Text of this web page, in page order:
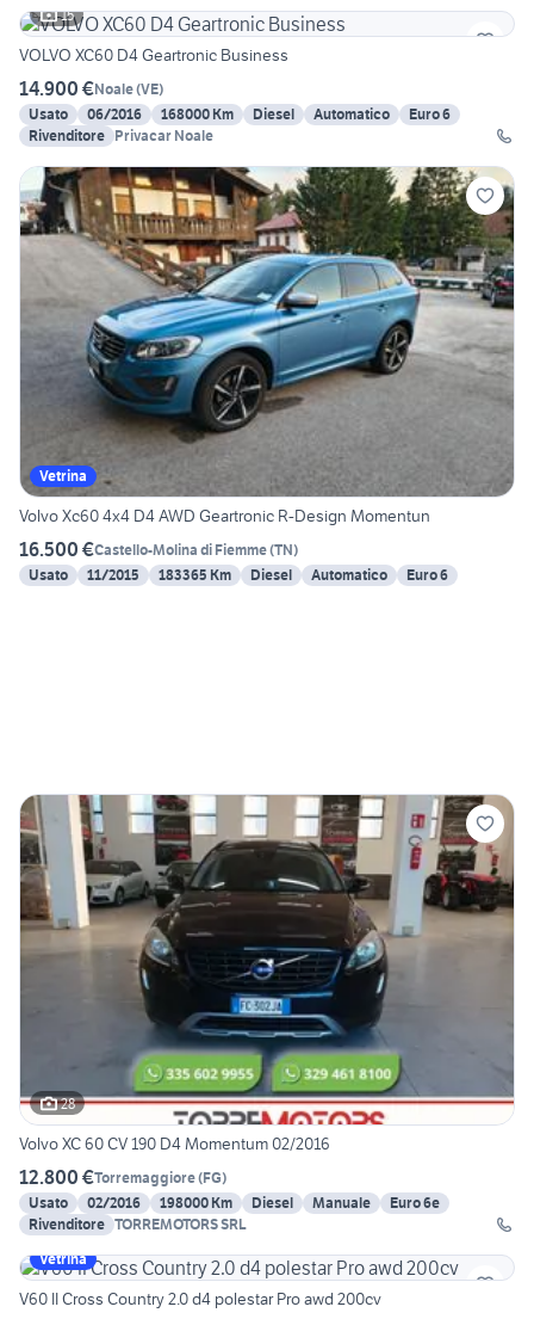
15
VOLVO XC60 D4 Geartronic Business
14.900 €Noale(VE)
Usato
06/2016 168000 Km Diesel Automatico
Euro 6
Rivenditore Privacar Noale
Vetrina
Volvo Xc60 4x4 D4 AWD Geartronic R-Design Momentun
16.500 €Castello-Molina di Fiemme(TN)
Usato
11/2015 183365 Km Diesel Automatico Euro 6
28
Volvo XC 60 CV 190 D4 Momentum 02/2016
12.800 €Torremaggiore(FG)
Usato
02/2016 198000 Km Diesel Manuale
Euro 6e
Rivenditore TORREMOTORS SRL
Vetrina
V60 II Cross Country 2.0 d4 polestar Pro awd 200cv